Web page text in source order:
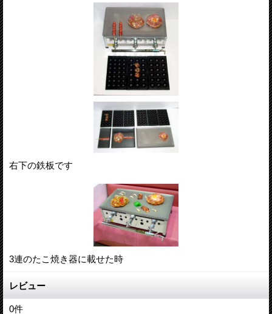
右下の鉄板です
3連のたこ焼き器に載せた時
レビュー
0件